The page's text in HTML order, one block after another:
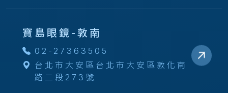
寶島眼鏡-敦南
02-27363505
台北市大安區台北市大安區敦化南
路二段273號